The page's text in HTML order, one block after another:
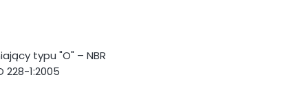
typu "O" – NBR
228-1:2005